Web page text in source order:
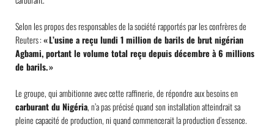
Selon les propos des responsables de la société rapportés par les confrères de
Reuters :« L’usine a reçu lundi 1 million de barils de brut nigérian
Agbami, portant le volume total reçu depuis décembre à 6 millions
de barils. »
Le groupe, qui ambitionne avec cette raffinerie,de répondre aux besoins en
carburant du Nigéria, n’a pas précisé quand son installation atteindrait sa
pleine capacité de production, ni quand commencerait la production d’essence.